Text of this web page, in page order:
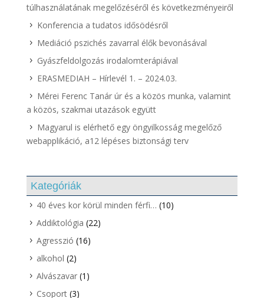
túlhasználatának megelőzéséről és következményeiről
Konferencia a tudatos idősödésről
Mediáció pszichés zavarral élők bevonásával
Gyászfeldolgozás irodalomterápiával
ERASMEDIAH – Hírlevél 1. – 2024.03.
Mérei Ferenc Tanár úr és a közös munka, valamint
a közös, szakmai utazások együtt
Magyarul is elérhető egy öngyilkosság megelőző
webapplikáció, a12 lépéses biztonsági terv
Kategóriák
40 éves kor körül minden férfi… (10)
Addiktológia (22)
Agresszió (16)
alkohol (2)
Alvászavar(1)
Csoport(3)